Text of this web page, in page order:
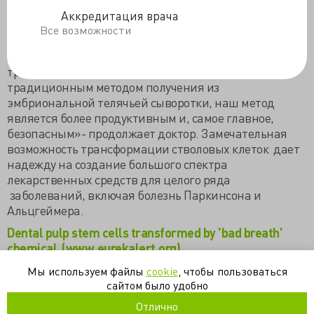
Аккредитация врача
Все возможности
способность запасать гликоген.
количества гепатоцитов, способных к
трансплантации человеку. По сравнению с
традиционным методом получения из
эмбриональной телячьей сыворотки, наш метод
является более продуктивным и, самое главное,
безопасным»- продолжает доктор. Замечательная
возможность трансформации стволовых клеток дает
надежду на создание большого спектра
лекарственных средств для целого ряда
заболеваний, включая болезнь Паркинсона и
Альцгеймера.
Dental pulp stem cells transformed by 'bad breath'
chemical (www.eurekalert.org)
Клетки печени вырастили из зуба (www.infox.ru)
H2S transforms dental pulp stem cells into liver cells
(www.news-medical.net)
Мы используем файлы cookie , чтобы пользоваться
сайтом было удобно
Отлично